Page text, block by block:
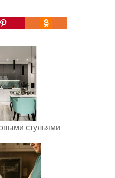
стульями